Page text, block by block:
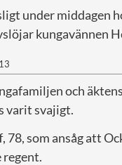
under middagen
kungavännen
och
varit svajigt.
, 78, som ansåg att